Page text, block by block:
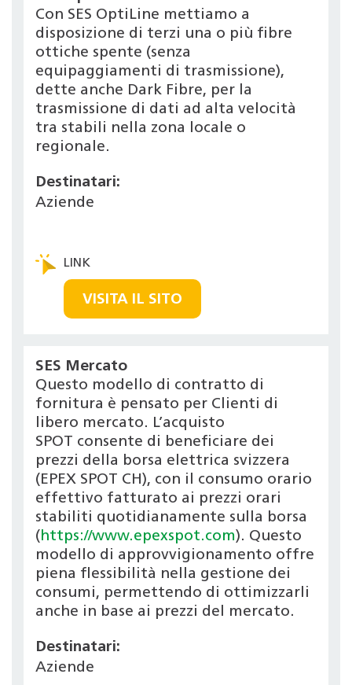
Con SES OptiLine mettiamo a
disposizione di terzi una o più fibre
ottiche spente (senza
equipaggiamenti di trasmissione),
dette anche Dark Fibre, per la
trasmissione di dati ad alta velocità
tra stabili nella zona locale o
regionale.
Destinatari:
Aziende
VISITA IL SITO
SES Mercato
Questo modello di contratto di
fornitura è pensato per Clienti di
libero mercato. L’acquisto
SPOT consente di beneficiare dei
prezzi della borsa elettrica svizzera
(EPEX SPOT CH), con il consumo orario
effettivo fatturato ai prezzi orari
stabiliti quotidianamente sulla borsa
( https://www.epexspot.com). Questo
modello di approvvigionamento offre
piena flessibilità nella gestione dei
consumi, permettendo di ottimizzarli
anche in base ai prezzi del mercato.
Destinatari:
Aziende